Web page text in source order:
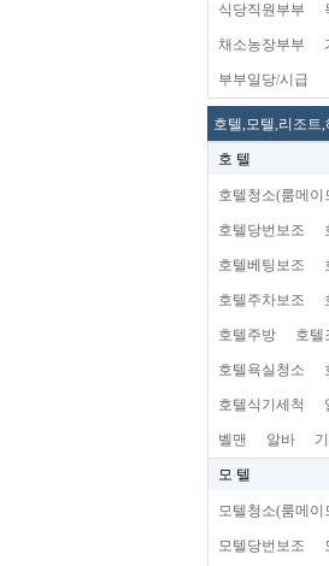
식당직원부부
채소농장부부
부부일당/시급
호텔,모텔,리조트,
호 텔
호텔청소(룸메이
호텔당번보조
호텔베팅보조
호텔주차보조
호텔주방 호텔
호텔욕실청소
호텔식기세척
벨맨 알바
모 텔
모텔청소(룸메이
모텔당번보조